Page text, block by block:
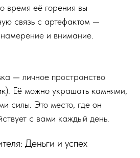
время её горения вы
связь с артефактом —
и внимание.
— личное пространство
Её можно украшать камнями,
силы. Это место, где он
с вами каждый день.
Деньги и успех